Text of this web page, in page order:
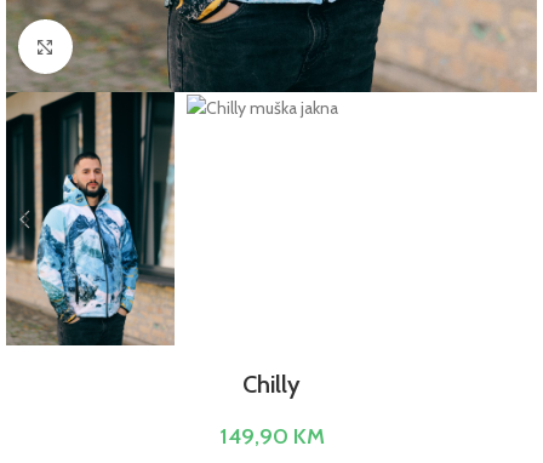
Click to enlarge
Chilly
149,90 KM